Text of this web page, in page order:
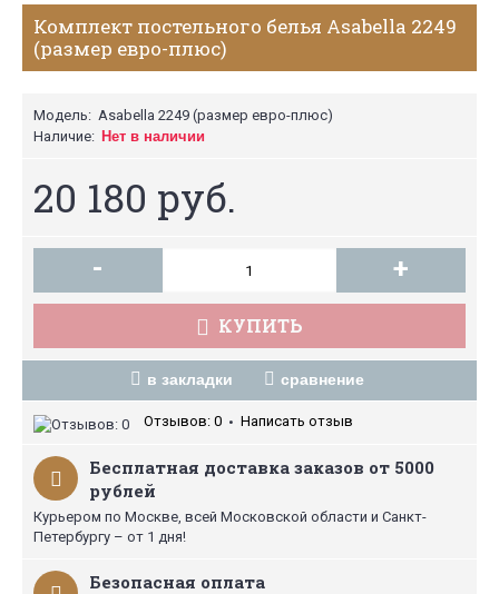
Комплект постельного белья Asabella 2249
(размер евро-плюс)
Модель: Asabella 2249 (размер евро-плюс)
Наличие: Нет в наличии
20 180 руб.
- +
КУПИТЬ
в закладки сравнение
Отзывов: 0 • Написать отзыв
Бесплатная доставка заказов от 5000
рублей
Курьером по Москве, всей Московской области и Санкт-
Петербургу – от 1 дня!
Безопасная оплата